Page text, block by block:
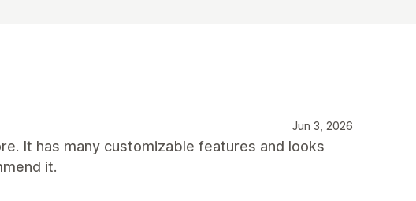
Jun 3, 2026
It has many customizable features and looks
it.